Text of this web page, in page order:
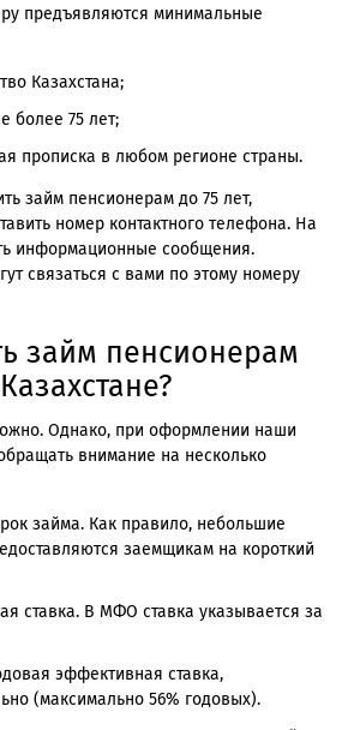
предъявляются минимальные
Казахстана;
более 75 лет;
прописка в любом регионе страны.
займ пенсионерам до 75 лет,
номер контактного телефона. На
информационные сообщения.
связаться с вами по этому номеру
займ пенсионерам
Однако, при оформлении наши
внимание на несколько
займа. Как правило, небольшие
заемщикам на короткий
ставка. В МФО ставка указывается за
эффективная ставка,
(максимально 56% годовых).